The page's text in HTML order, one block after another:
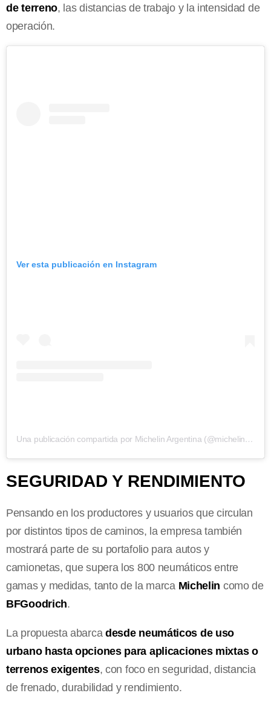
de terreno, las distancias de trabajo y la intensidad de
operación.
Ver esta publicación en Instagram
Una publicación compartida por Michelin Argentina (@michelinargentina)
SEGURIDAD Y RENDIMIENTO
Pensando en los productores y usuarios que circulan
por distintos tipos de caminos, la empresa también
mostrará parte de su portafolio para autos y
camionetas, que supera los 800 neumáticos entre
gamas y medidas, tanto de la marca Michelin como de
BFGoodrich.
La propuesta abarca desde neumáticos de uso
urbano hasta opciones para aplicaciones mixtas o
terrenos exigentes, con foco en seguridad, distancia
de frenado, durabilidad y rendimiento.